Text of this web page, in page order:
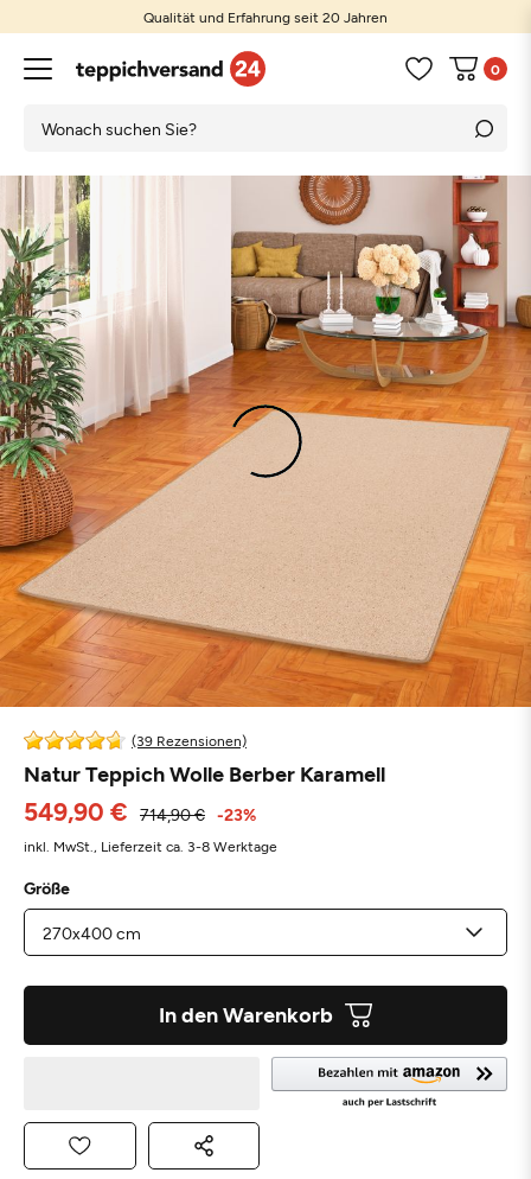
Qualität und Erfahrung seit 20 Jahren
0
(39 Rezensionen)
Natur Teppich Wolle Berber Karamell
549,90 € 714,90 € -23%
inkl. MwSt., Lieferzeit ca. 3-8 Werktage
Größe
In den Warenkorb